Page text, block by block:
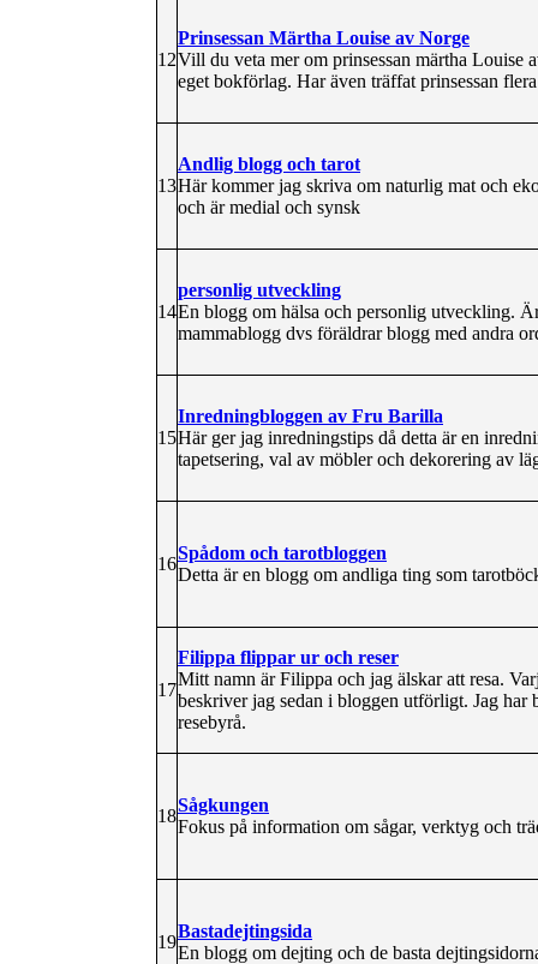
12
Prinsessan Märtha Louise av Norge
Vill du veta mer om prinsessan märtha Louise
eget bokförlag. Har även träffat prinsessan
13
Andlig blogg och tarot
Här kommer jag skriva om naturlig mat och
och är medial och synsk
14
personlig utveckling
En blogg om hälsa och personlig utveckling.
mammablogg dvs föräldrar blogg med andra
15
Inredningbloggen av Fru Barilla
Här ger jag inredningstips då detta är en
tapetsering, val av möbler och dekorering av
16
Spådom och tarotbloggen
Detta är en blogg om andliga ting som
17
Filippa flippar ur och reser
Mitt namn är Filippa och jag älskar att resa.
beskriver jag sedan i bloggen utförligt. Jag
resebyrå.
18
Sågkungen
Fokus på information om sågar, verktyg och
19
Bastadejtingsida
En blogg om dejting och de basta